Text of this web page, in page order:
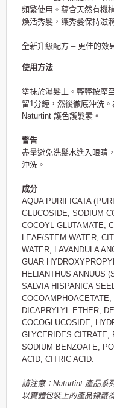
頻繁使用。蘊含天然有機
煥活秀髮，讓秀髮保持滋
全新升級配方 – 更佳的效
使用方法
塗抹於濕髮上。輕輕按摩
留1分鐘，然後徹底沖洗
Naturtint 護色護髮素。
警告
盡量避免洗髮水進入眼睛
沖洗。
成分
AQUA PURIFICATA
GLUCOSIDE, SODIUM
COCOYL GLUTAMATE,
LEAF/STEM WATER,
WATER, LAVANDULA
GUAR
HELIANTHUS ANNUUS
SALVIA HISPANICA
COCOAMPHOACETATE,
DICAPRYLYL ETHER,
COCOGLUCOSIDE,
GLYCERIDES CITRATE,
SODIUM BENZOATE,
ACID, CITRIC ACID.
請注意：Naturtint 產品系
以實體包裝上的產品標籤